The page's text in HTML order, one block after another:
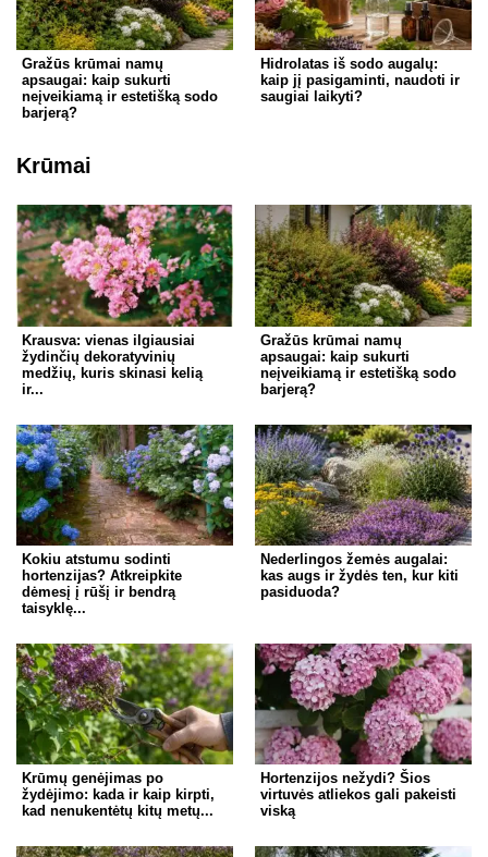
Gražūs krūmai namų
apsaugai: kaip sukurti
neįveikiamą ir estetišką sodo
barjerą?
Hidrolatas iš sodo augalų:
kaip jį pasigaminti, naudoti ir
saugiai laikyti?
Krūmai
Krausva: vienas ilgiausiai
žydinčių dekoratyvinių
medžių, kuris skinasi kelią
ir...
Gražūs krūmai namų
apsaugai: kaip sukurti
neįveikiamą ir estetišką sodo
barjerą?
Kokiu atstumu sodinti
hortenzijas? Atkreipkite
dėmesį į rūšį ir bendrą
taisyklę...
Nederlingos žemės augalai:
kas augs ir žydės ten, kur kiti
pasiduoda?
Krūmų genėjimas po
žydėjimo: kada ir kaip kirpti,
kad nenukentėtų kitų metų...
Hortenzijos nežydi? Šios
virtuvės atliekos gali pakeisti
viską